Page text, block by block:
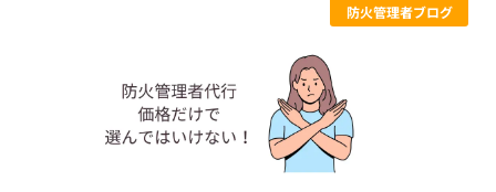
防火管理者ブログ